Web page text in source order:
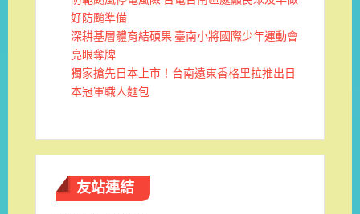
好防颱準備
深耕基層體育結碩果 臺南小將國際少年運動會
亮眼奪牌
獨家搶先日本上市！台南遠東香格里拉推出日
本冠軍職人麵包
友站連結